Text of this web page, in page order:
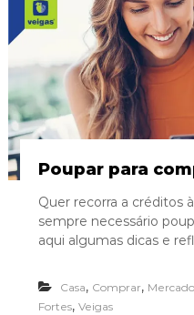
Poupar para
Quer recorra a créditos
sempre necessário
aqui algumas dicas e
Casa, Comprar,
Fortes, Veigas